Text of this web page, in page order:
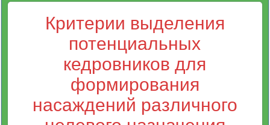
Критерии выделения
потенциальных
кедровников для
формирования
насаждений различного